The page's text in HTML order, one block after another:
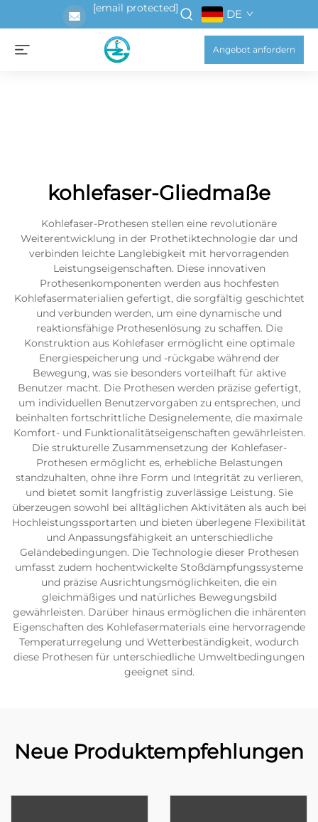
[email protected] DE
Angebot anfordern
kohlefaser-Gliedmaße
Kohlefaser-Prothesen stellen eine revolutionäre
Weiterentwicklung in der Prothetiktechnologie dar und
verbinden leichte Langlebigkeit mit hervorragenden
Leistungseigenschaften. Diese innovativen
Prothesenkomponenten werden aus hochfesten
Kohlefasermaterialien gefertigt, die sorgfältig geschichtet
und verbunden werden, um eine dynamische und
reaktionsfähige Prothesenlösung zu schaffen. Die
Konstruktion aus Kohlefaser ermöglicht eine optimale
Energiespeicherung und -rückgabe während der
Bewegung, was sie besonders vorteilhaft für aktive
Benutzer macht. Die Prothesen werden präzise gefertigt,
um individuellen Benutzervorgaben zu entsprechen, und
beinhalten fortschrittliche Designelemente, die maximale
Komfort- und Funktionalitätseigenschaften gewährleisten.
Die strukturelle Zusammensetzung der Kohlefaser-
Prothesen ermöglicht es, erhebliche Belastungen
standzuhalten, ohne ihre Form und Integrität zu verlieren,
und bietet somit langfristig zuverlässige Leistung. Sie
überzeugen sowohl bei alltäglichen Aktivitäten als auch bei
Hochleistungssportarten und bieten überlegene Flexibilität
und Anpassungsfähigkeit an unterschiedliche
Geländebedingungen. Die Technologie dieser Prothesen
umfasst zudem hochentwickelte Stoßdämpfungssysteme
und präzise Ausrichtungsmöglichkeiten, die ein
gleichmäßiges und natürliches Bewegungsbild
gewährleisten. Darüber hinaus ermöglichen die inhärenten
Eigenschaften des Kohlefasermaterials eine hervorragende
Temperaturregelung und Wetterbeständigkeit, wodurch
diese Prothesen für unterschiedliche Umweltbedingungen
geeignet sind.
Neue Produktempfehlungen